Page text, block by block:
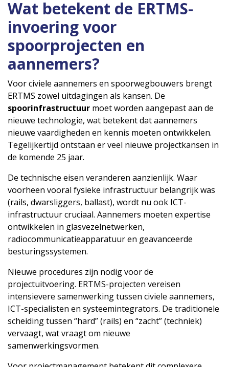
Wat betekent de ERTMS-
invoering voor
spoorprojecten en
aannemers?
Voor civiele aannemers en spoorwegbouwers brengt
ERTMS zowel uitdagingen als kansen. De
spoorinfrastructuur moet worden aangepast aan de
nieuwe technologie, wat betekent dat aannemers
nieuwe vaardigheden en kennis moeten ontwikkelen.
Tegelijkertijd ontstaan er veel nieuwe projectkansen in
de komende 25 jaar.
De technische eisen veranderen aanzienlijk. Waar
voorheen vooral fysieke infrastructuur belangrijk was
(rails, dwarsliggers, ballast), wordt nu ook ICT-
infrastructuur cruciaal. Aannemers moeten expertise
ontwikkelen in glasvezelnetwerken,
radiocommunicatieapparatuur en geavanceerde
besturingssystemen.
Nieuwe procedures zijn nodig voor de
projectuitvoering. ERTMS-projecten vereisen
intensievere samenwerking tussen civiele aannemers,
ICT-specialisten en systeemintegrators. De traditionele
scheiding tussen “hard” (rails) en “zacht” (techniek)
vervaagt, wat vraagt om nieuwe
samenwerkingsvormen.